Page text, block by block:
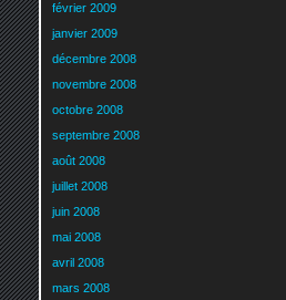
février 2009
janvier 2009
décembre 2008
novembre 2008
octobre 2008
septembre 2008
août 2008
juillet 2008
juin 2008
mai 2008
avril 2008
mars 2008